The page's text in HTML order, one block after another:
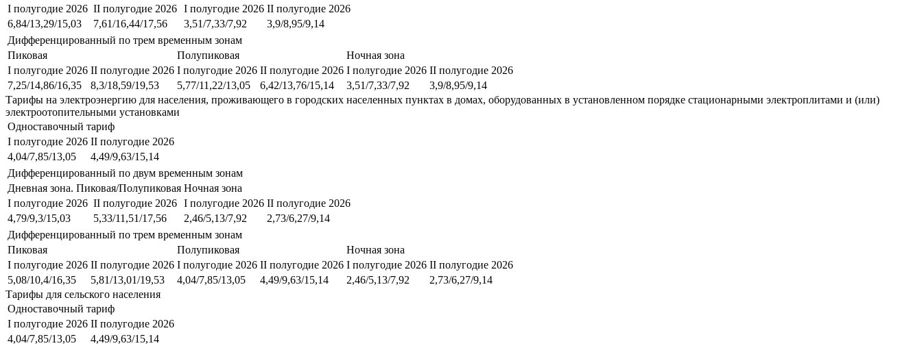
I полугодие 2026 II полугодие 2026 I полугодие 2026 II полугодие 2026
6,84/13,29/15,03
7,61/16,44/17,56 3,51/7,33/7,92
3,9/8,95/9,14
Дифференцированный по трем временным зонам
Пиковая
Полупиковая
Ночная зона
I полугодие 2026 II полугодие 2026 I полугодие 2026 II полугодие 2026 I полугодие 2026 II полугодие 2026
7,25/14,86/16,35
8,3/18,59/19,53 5,77/11,22/13,05 6,42/13,76/15,14 3,51/7,33/7,92
3,9/8,95/9,14
Тарифы на электроэнергию для населения, проживающего в городских населенных пунктах в домах, оборудованных в установленном порядке стационарными электроплитами и (или)
электроотопительными установками
Одноставочный тариф
I полугодие 2026 II полугодие 2026
4,04/7,85/13,05
4,49/9,63/15,14
Дифференцированный по двум временным зонам
Дневная зона. Пиковая/Полупиковая Ночная зона
I полугодие 2026 II полугодие 2026 I полугодие 2026 II полугодие 2026
4,79/9,3/15,03
5,33/11,51/17,56 2,46/5,13/7,92
2,73/6,27/9,14
Дифференцированный по трем временным зонам
Пиковая
Полупиковая
Ночная зона
I полугодие 2026 II полугодие 2026 I полугодие 2026 II полугодие 2026 I полугодие 2026 II полугодие 2026
5,08/10,4/16,35
5,81/13,01/19,53 4,04/7,85/13,05 4,49/9,63/15,14 2,46/5,13/7,92
2,73/6,27/9,14
Тарифы для сельского населения
Одноставочный тариф
I полугодие 2026 II полугодие 2026
4,04/7,85/13,05
4,49/9,63/15,14